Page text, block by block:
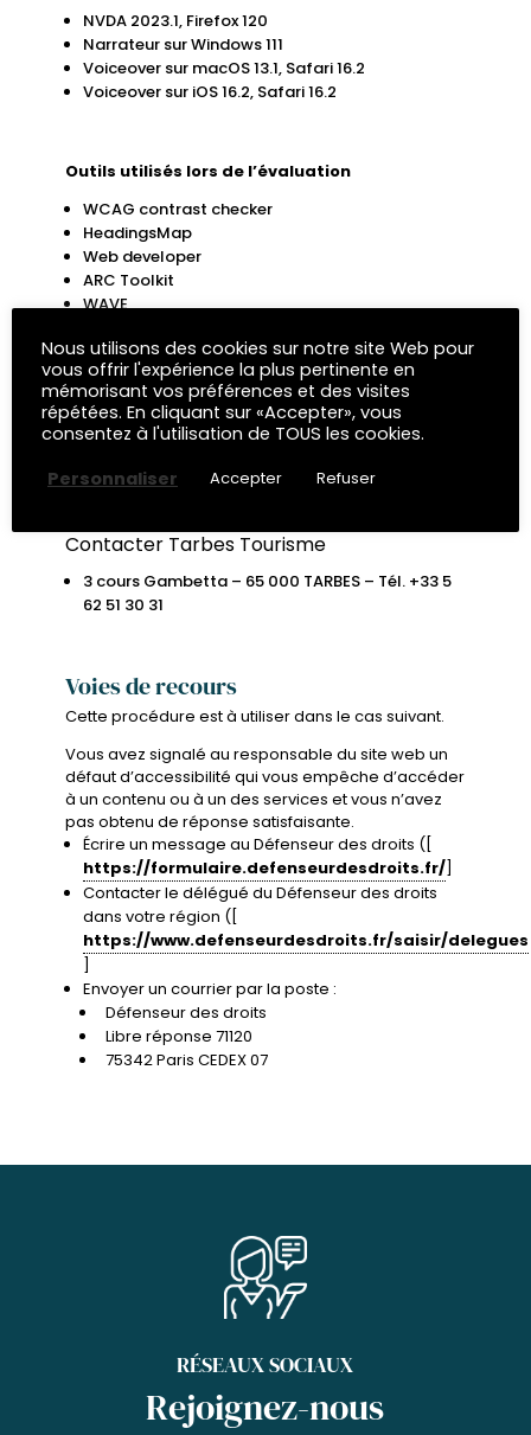
NVDA 2023.1, Firefox 120
Narrateur sur Windows 111
Voiceover sur macOS 13.1, Safari 16.2
Voiceover sur iOS 16.2, Safari 16.2
Outils utilisés lors de l’évaluation
WCAG contrast checker
HeadingsMap
Web developer
ARC Toolkit
WAVE
Retour d’information et Contact
Si vous n’arrivez pas à accéder à un contenu ou à
un service, vous pouvez contacter le responsable
accessible ou obtenir le contenu sous une autre
Contacter Tarbes Tourisme
3 cours Gambetta – 65 000 TARBES – Tél. +33 5
62 51 30 31
Voies de recours
Cette procédure est à utiliser dans le cas suivant.
Vous avez signalé au responsable du site web un
défaut d’accessibilité qui vous empêche d’accéder
à un contenu ou à un des services et vous n’avez
pas obtenu de réponse satisfaisante.
Écrire un message au Défenseur des droits ([
https://formulaire.defenseurdesdroits.fr/]
Contacter le délégué du Défenseur des droits
dans votre région ([
https://www.defenseurdesdroits.fr/saisir/delegues
]
Envoyer un courrier par la poste :
Défenseur des droits
Libre réponse 71120
75342 Paris CEDEX 07
RÉSEAUX SOCIAUX
Rejoignez-nous
Nous utilisons des cookies sur notre site Web pour
vous offrir l'expérience la plus pertinente en
mémorisant vos préférences et des visites
répétées. En cliquant sur «Accepter», vous
consentez à l'utilisation de TOUS les cookies.
Personnaliser
Accepter Refuser